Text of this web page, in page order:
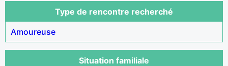
Type de rencontre recherché
Amoureuse
Situation familiale